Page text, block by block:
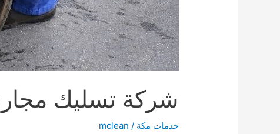
شركة تسليك مجاري بمكة
خدمات مكة /
mclean